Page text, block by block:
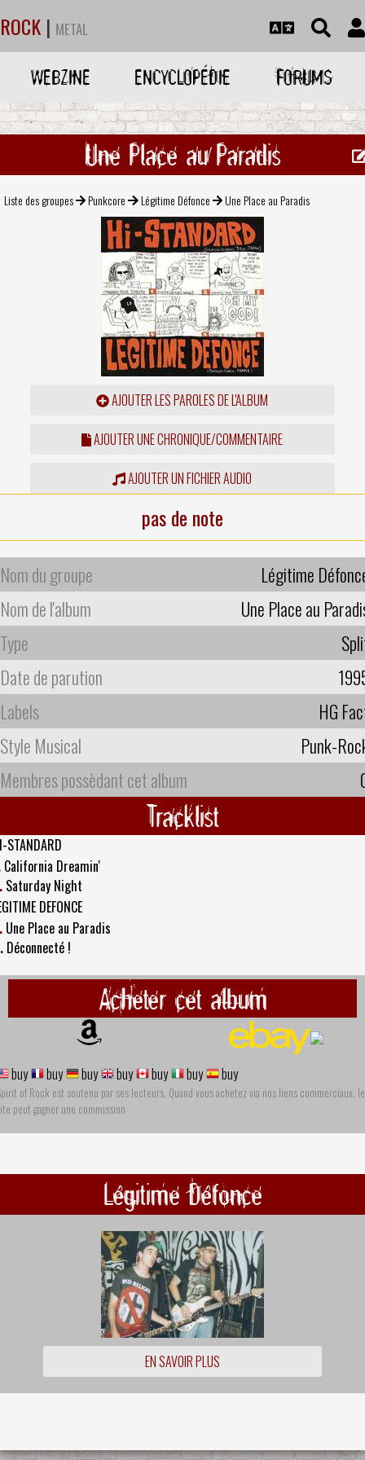
ROCK | METAL
WEBZINE ENCYCLOPÉDIE FORUMS
Une Place au Paradis
Liste des groupes Punkcore Légitime Défonce Une Place au Paradis
AJOUTER LES PAROLES DE L'ALBUM
AJOUTER UNE CHRONIQUE/COMMENTAIRE
AJOUTER UN FICHIER AUDIO
pas de note
Nom du groupe
Légitime
Nom de l'album
Une Place au
Type
Date de parution
Labels
HG
Style Musical
Punk-
Membres possèdant cet album
Tracklist
STANDARD
California Dreamin'
Saturday Night
DEFONCE
Une Place au Paradis
Déconnecté !
Acheter cet album
buy buy buy buy buy buy buy
of Rock est soutenu par ses lecteurs. Quand vous achetez via nos liens commerciaux, le
peut gagner une commission
Légitime Défonce
EN SAVOIR PLUS